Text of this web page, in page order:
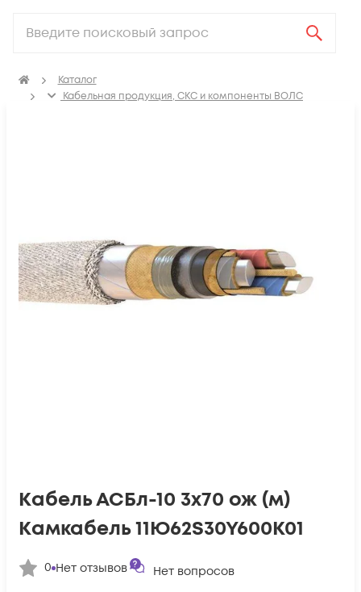
Каталог
Кабельная продукция, СКС и компоненты ВОЛС
Кабель АСБл-10 3х70 ож (м)
Камкабель 11Ю62S30Y600K01
0 Нет отзывов Нет вопросов